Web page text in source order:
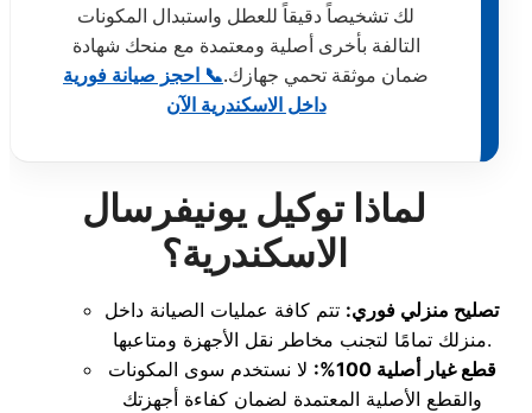
لك تشخيصاً دقيقاً للعطل واستبدال المكونات
التالفة بأخرى أصلية ومعتمدة مع منحك شهادة
ضمان موثقة تحمي جهازك.📞 احجز صيانة فورية
داخل الاسكندرية الآن
لماذا توكيل يونيفرسال
الاسكندرية؟
تصليح منزلي فوري: تتم كافة عمليات الصيانة داخل
منزلك تمامًا لتجنب مخاطر نقل الأجهزة ومتاعبها.
قطع غيار أصلية 100%:
لا نستخدم سوى المكونات
والقطع الأصلية المعتمدة لضمان كفاءة أجهزتك